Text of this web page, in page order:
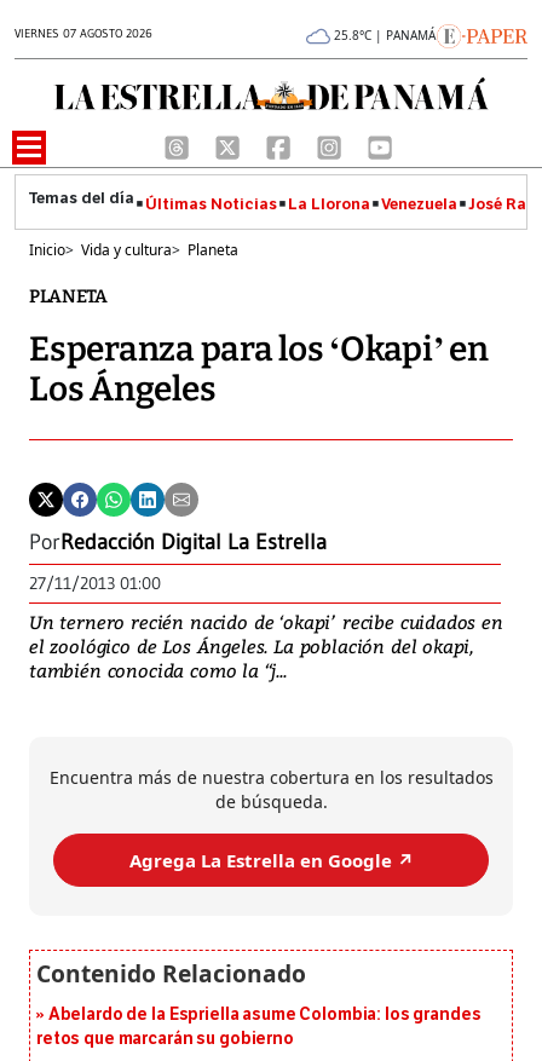
VIERNES 07 AGOSTO 2026 25.8°C | PANAMÁ
Últimas Noticias La Llorona Venezuela José
Inicio> Vida y cultura> Planeta
PLANETA
Esperanza para los ‘Okapi’ en
Los Ángeles
PorRedacción Digital La Estrella
27/11/2013 01:00
Un ternero recién nacido de ‘okapi’ recibe cuidados en
el zoológico de Los Ángeles. La población del okapi,
también conocida como la ‘‘j...
Encuentra más de nuestra cobertura en los resultados
de búsqueda.
Agrega La Estrella en Google ↗️
Abelardo de la Espriella asume Colombia: los grandes
retos que marcarán su gobierno